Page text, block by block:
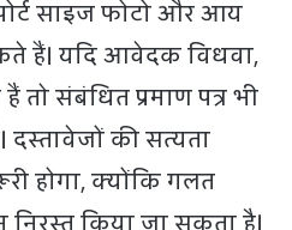
साइज फोटो और आय
हैं। यदि आवेदक विधवा,
तो संबंधित प्रमाण पत्र भी
की सत्यता
होगा, क्योंकि गलत